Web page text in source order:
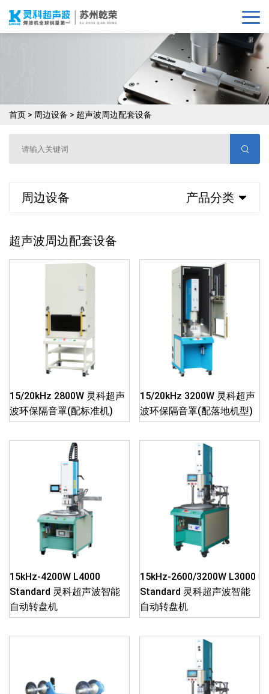
首页 > 周边设备 > 超声波周边配套设备
周边设备 产品分类
超声波周边配套设备
15/20kHz 2800W 灵科超声
波环保隔音罩(配标准机)
15/20kHz 3200W 灵科超声
波环保隔音罩(配落地机型)
15kHz-4200W L4000
Standard 灵科超声波智能
自动转盘机
15kHz-2600/3200W L3000
Standard 灵科超声波智能
自动转盘机